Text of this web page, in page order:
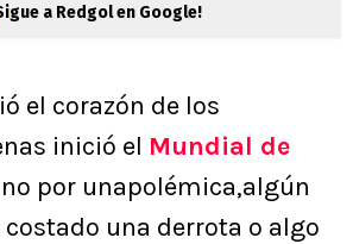
a Redgol en Google!
el corazón de los
inició el Mundial de
no por unapolémica,algún
costado una derrota o algo